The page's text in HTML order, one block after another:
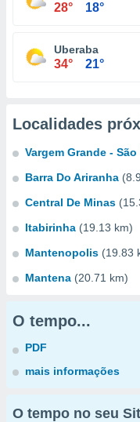
28° 18°
Uberaba
34° 21°
Localidades
Vargem Grande -
Barra Do Ariranha
Central De Minas
Itabirinha (19.13 km)
Mantenopolis (19.83
Mantena (20.71 km)
O tempo...
PDF
mais informações
O tempo no seu